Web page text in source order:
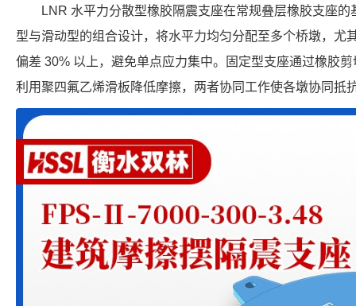
LNR 水平力分散型橡胶隔震支座在常规叠层橡胶支座
型与滑动型的组合设计，将水平力均匀分配至多个桥墩，尤
偏差 30% 以上，避免单点应力集中。固定型支座通过橡胶
利用聚四氟乙烯滑板降低摩擦，两者协同工作使各墩协同抵